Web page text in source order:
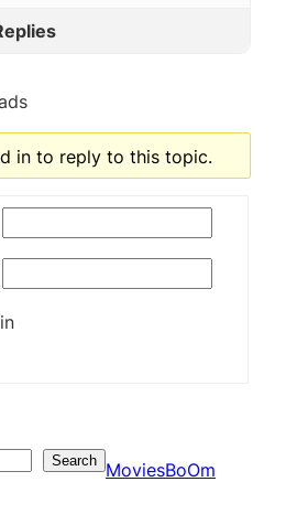
in to reply to this topic.
Search MoviesBoOm